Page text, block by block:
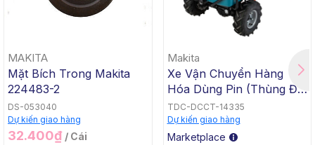
MAKITA
Mặt Bích Trong Makita
224483-2
DS-053040
Dự kiến giao hàng
32.400₫ / Cái
Makita
Xe Vận Chuyển Hàng
Hóa Dùng Pin (Thùng Đế
Bằng, BL, 18Vx2) Makita
DCU605Z
TDC-DCCT-14335
Dự kiến giao hàng
Marketplace